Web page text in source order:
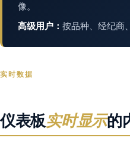
像。
高级用户： 按品种、经纪商
实时数据
仪表板实时显示的